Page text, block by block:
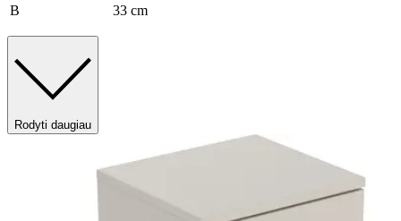
B 33 cm
Rodyti daugiau